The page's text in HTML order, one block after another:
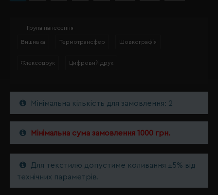
Група нанесення
Вишивка Термотрансфер Шовкографія
Флексодрук Цифровий друк
Мінімальна кількість для замовлення: 2
Мінімальна сума замовлення 1000 грн.
Для текстилю допустиме коливання ±5% від
технічних параметрів.